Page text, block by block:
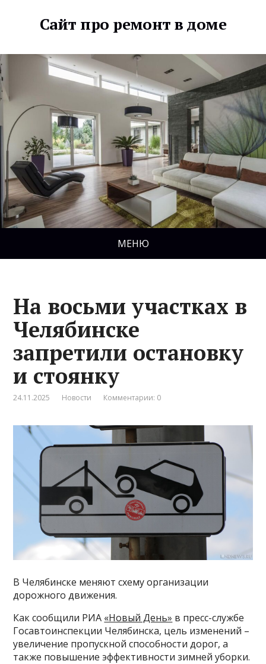
Сайт про ремонт в доме
МЕНЮ
На восьми участках в
Челябинске
запретили остановку
и стоянку
24.11.2025 Новости Комментарии: 0
В Челябинске меняют схему организации
дорожного движения.
Как сообщили РИА «Новый День» в пресс-службе
Госавтоинспекции Челябинска, цель изменений –
увеличение пропускной способности дорог, а
также повышение эффективности зимней уборки.